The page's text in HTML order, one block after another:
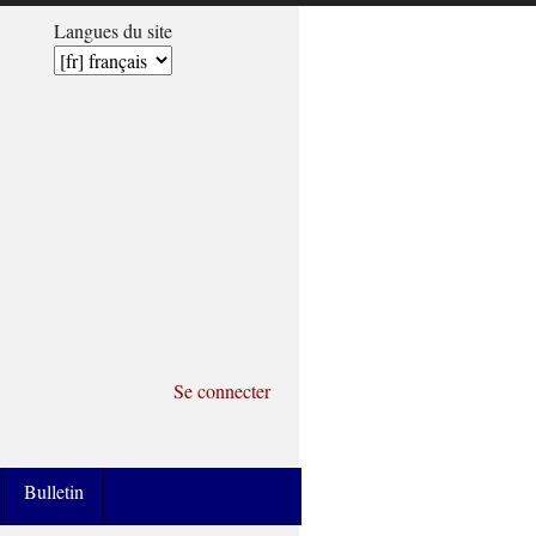
Se connecter
Langues du site
Bulletin